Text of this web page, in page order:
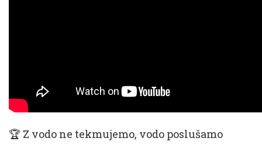
🏆 Z vodo ne tekmujemo, vodo poslušamo